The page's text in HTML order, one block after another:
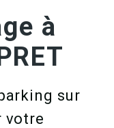
à
sur
votre